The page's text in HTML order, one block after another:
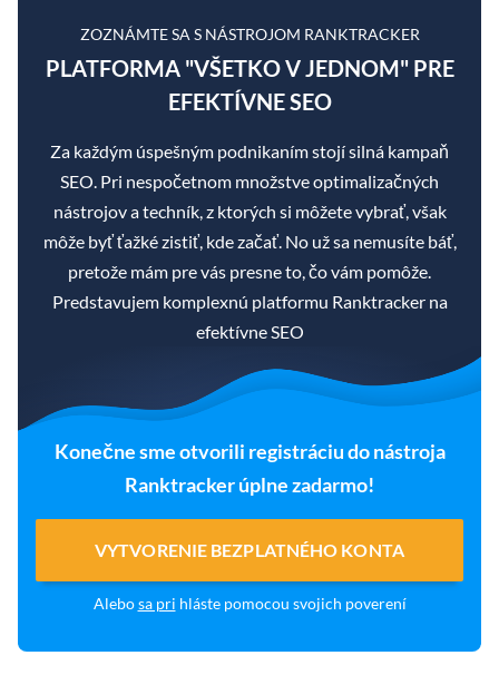
ZOZNÁMTE SA S NÁSTROJOM RANKTRACKER
PLATFORMA "VŠETKO V JEDNOM" PRE
EFEKTÍVNE SEO
Za každým úspešným podnikaním stojí silná kampaň
SEO. Pri nespočetnom množstve optimalizačných
nástrojov a techník, z ktorých si môžete vybrať, však
môže byť ťažké zistiť, kde začať. No už sa nemusíte báť,
pretože mám pre vás presne to, čo vám pomôže.
Predstavujem komplexnú platformu Ranktracker na
efektívne SEO
Konečne sme otvorili registráciu do nástroja
Ranktracker úplne zadarmo!
VYTVORENIE BEZPLATNÉHO KONTA
Alebosa pri hláste pomocou svojich poverení